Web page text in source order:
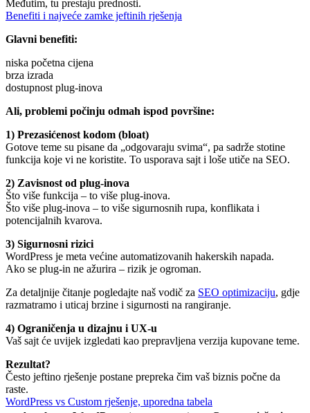
Međutim, tu prestaju prednosti.
Benefiti i najveće zamke jeftinih rješenja
Glavni benefiti:
niska početna cijena
brza izrada
dostupnost plug-inova
Ali, problemi počinju odmah ispod površine:
1) Prezasićenost kodom (bloat)
Gotove teme su pisane da „odgovaraju svima“, pa sadrže stotine
funkcija koje vi ne koristite. To usporava sajt i loše utiče na SEO.
2) Zavisnost od plug-inova
Što više funkcija – to više plug-inova.
Što više plug-inova – to više sigurnosnih rupa, konflikata i
potencijalnih kvarova.
3) Sigurnosni rizici
WordPress je meta većine automatizovanih hakerskih napada.
Ako se plug-in ne ažurira – rizik je ogroman.
Za detaljnije čitanje pogledajte naš vodič za SEO optimizaciju, gdje
razmatramo i uticaj brzine i sigurnosti na rangiranje.
4) Ograničenja u dizajnu i UX-u
Vaš sajt će uvijek izgledati kao prepravljena verzija kupovane teme.
Rezultat?
Često jeftino rješenje postane prepreka čim vaš biznis počne da
raste.
WordPress vs Custom rješenje, uporedna tabela